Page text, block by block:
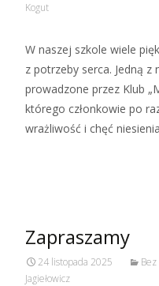
Kogut
W naszej szkole wiele
z potrzeby serca. Jedną z
prowadzone przez Klub
którego członkowie po
wrażliwość i chęć niesienia
Zapraszamy
24 listopada 2025
Jagiełowicz